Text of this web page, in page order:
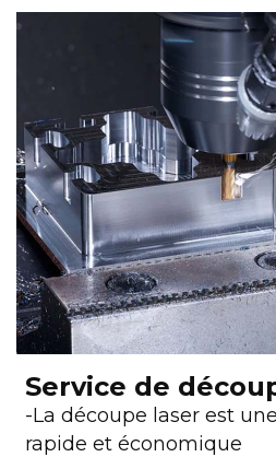
Service de
-La découpe laser est
rapide et économique